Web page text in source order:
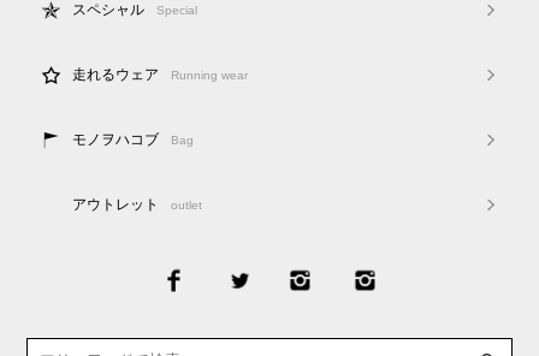
スペシャル Special
走れるウェア Running wear
モノヲハコブ Bag
アウトレット outlet